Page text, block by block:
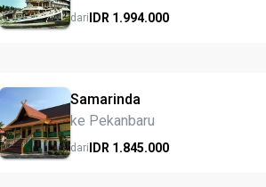
dariIDR 1.994.000
Samarinda
ke Pekanbaru
dariIDR 1.845.000